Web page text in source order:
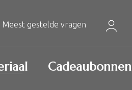
Meest gestelde vragen
Cadeaubonnen